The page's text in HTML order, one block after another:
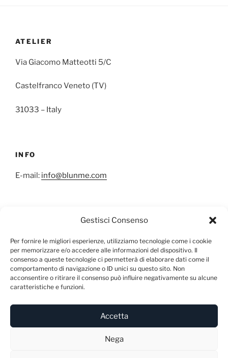
Gestisci Consenso
Per fornire le migliori esperienze, utilizziamo tecnologie come i cookie
per memorizzare e/o accedere alle informazioni del dispositivo. Il
consenso a queste tecnologie ci permetterà di elaborare dati come il
comportamento di navigazione o ID unici su questo sito. Non
acconsentire o ritirare il consenso può influire negativamente su alcune
caratteristiche e funzioni.
Accetta
Nega
ATELIER
Via Giacomo Matteotti 5/C
Castelfranco Veneto (TV)
31033 – Italy
INFO
E-mail: info@blunme.com
NEWSLETTER
Privacy Proudly powered by WordPress